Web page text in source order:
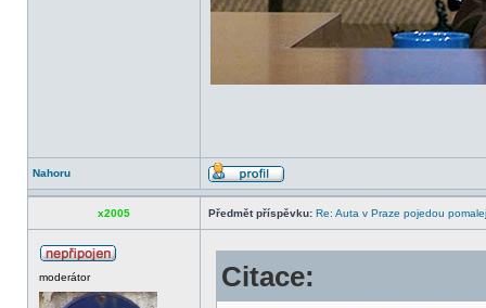
Nahoru
x2005 Předmět příspěvku: Re: Auta v Praze pojedou
moderátor Citace: